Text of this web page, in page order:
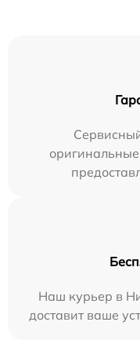
Наш курьер в
доставит ваше